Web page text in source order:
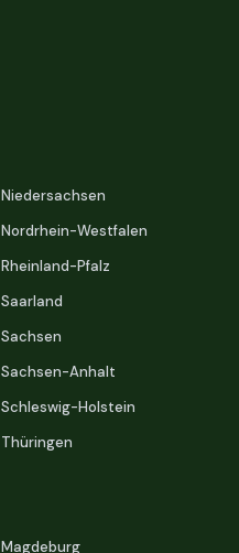
Niedersachsen
Nordrhein-Westfalen
Rheinland-Pfalz
Saarland
Sachsen
Sachsen-Anhalt
Schleswig-Holstein
Thüringen
Magdeburg